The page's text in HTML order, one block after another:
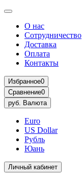
О нас
Сотрудничество
Доставка
Оплата
Контакты
Избранное0
Сравнение0
руб. Валюта
Euro
US Dollar
Рубль
Юань
Личный кабинет